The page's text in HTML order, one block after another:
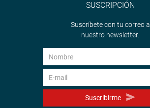
SUSCRIPCIÓN
Suscríbete con tu correo a
nuestro newsletter.
Suscribirme